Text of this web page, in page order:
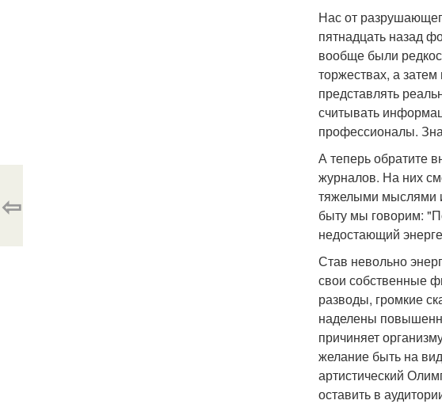
Нас от
пятнадцать назад
вообще были
торжествах, а
представлять
считывать
профессионалы.
А теперь обратите
журналов. На них
тяжелыми мыслями
быту мы говорим:
недостающий
Став невольно
свои собственные
разводы, громкие
наделены
причиняет
желание быть на
артистический
оставить в
⇦